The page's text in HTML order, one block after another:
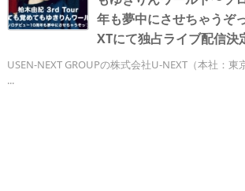
年も夢中にさせちゃうぞ
XTにて独占ライブ配信決
USEN-NEXT GROUPの株式会社U-NEXT（本社：東
...